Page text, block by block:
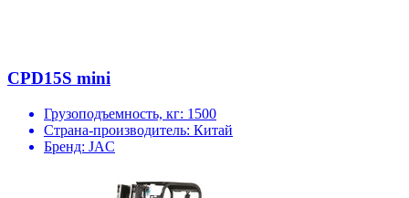
CPD15S mini
Грузоподъемность, кг: 1500
Страна-производитель: Китай
Бренд: JAC